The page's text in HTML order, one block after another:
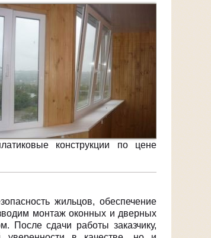
конструкции по цене
жильцов, обеспечение
монтаж оконных и дверных
После сдачи работы заказчику,